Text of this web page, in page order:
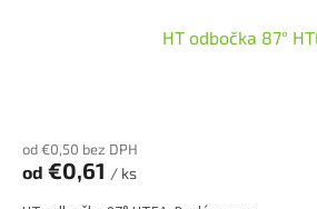
HT odbočka 87°
od €0,50 bez DPH
od €0,61 / ks